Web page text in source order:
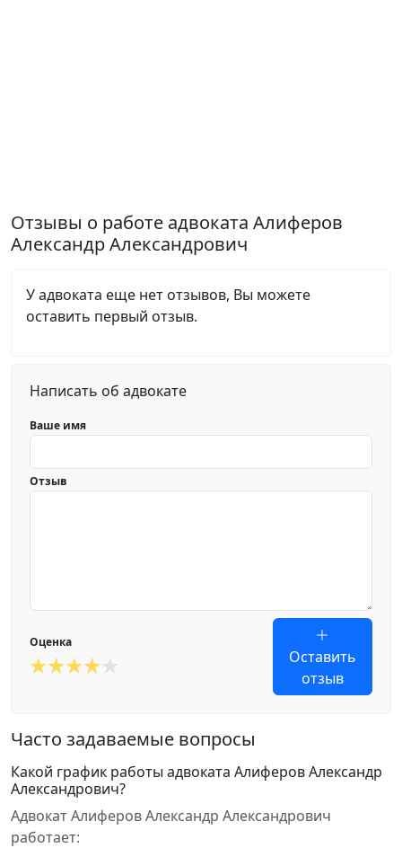
Отзывы о работе адвоката Алиферов
Александр Александрович
У адвоката еще нет отзывов, Вы можете
оставить первый отзыв.
Написать об адвокате
Ваше имя
Отзыв
Оценка
Оставить
отзыв
Часто задаваемые вопросы
Какой график работы адвоката Алиферов Александр
Александрович?
Адвокат Алиферов Александр Александрович
работает: